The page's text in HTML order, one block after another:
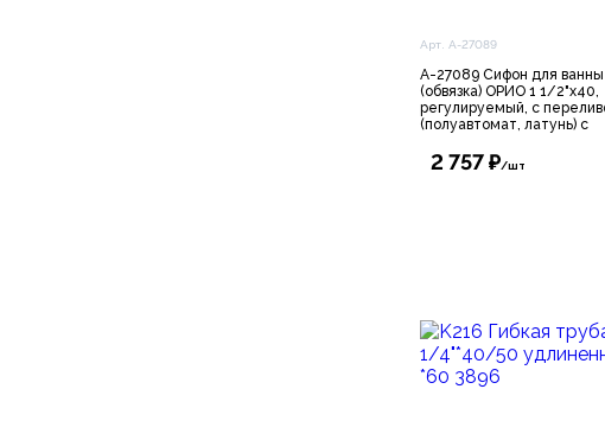
Арт. А-27089
А-27089 Сифон для ванны
(обвязка) ОРИО 1 1/2"х40,
регулируемый, с
(полуавтомат, латунь) с
2 757 ₽/шт